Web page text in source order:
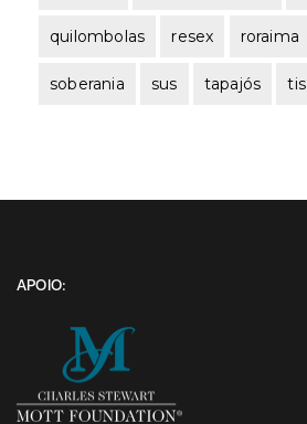
quilombolas resex roraima
soberania sus tapajós tis
APOIO: